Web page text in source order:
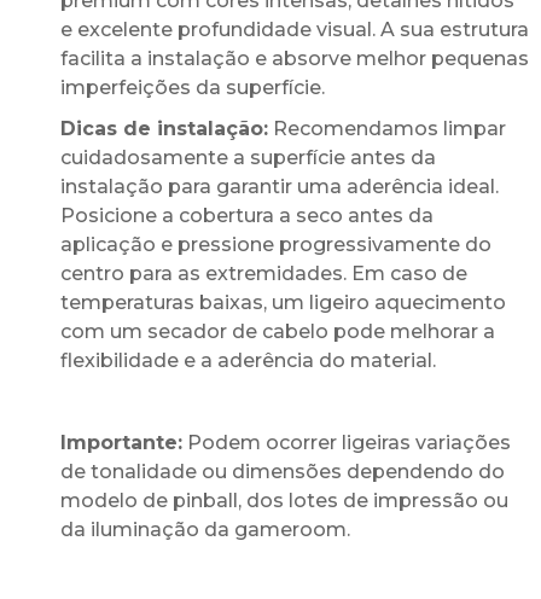
e excelente profundidade visual. A sua estrutura
facilita a instalação e absorve melhor pequenas
imperfeições da superfície.
Dicas de instalação: Recomendamos limpar
cuidadosamente a superfície antes da
instalação para garantir uma aderência ideal.
Posicione a cobertura a seco antes da
aplicação e pressione progressivamente do
centro para as extremidades. Em caso de
temperaturas baixas, um ligeiro aquecimento
com um secador de cabelo pode melhorar a
flexibilidade e a aderência do material.
Importante: Podem ocorrer ligeiras variações
de tonalidade ou dimensões dependendo do
modelo de pinball, dos lotes de impressão ou
da iluminação da gameroom.